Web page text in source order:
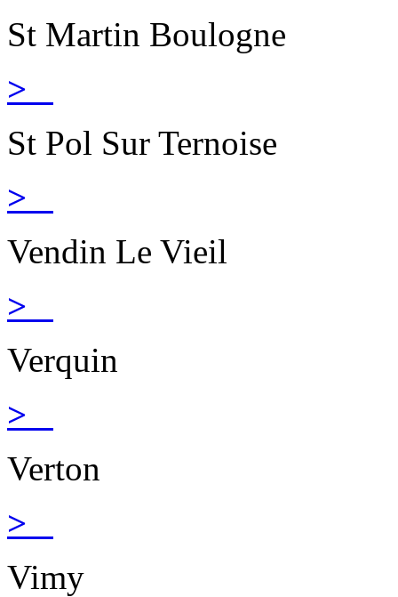
St Martin Boulogne
>
St Pol Sur Ternoise
>
Vendin Le Vieil
>
Verquin
>
Verton
>
Vimy